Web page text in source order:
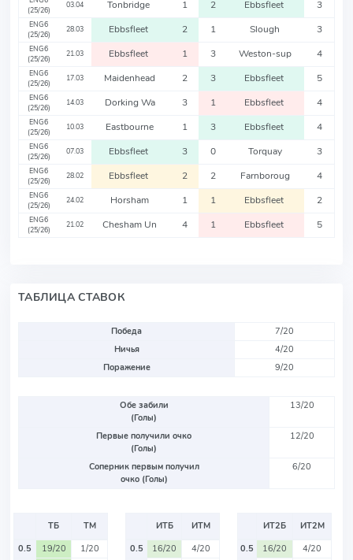
(25/26)
03.04 Tonbridge 1 2 Ebbsfleet 3
ENG6
(25/26)
28.03 Ebbsfleet 2 1 Slough 3
ENG6
(25/26)
21.03 Ebbsfleet 1 3 Weston-sup 4
ENG6
(25/26)
17.03 Maidenhead 2 3 Ebbsfleet 5
ENG6
(25/26)
14.03 Dorking Wa 3 1 Ebbsfleet 4
ENG6
(25/26)
10.03 Eastbourne 1 3 Ebbsfleet 4
ENG6
(25/26)
07.03 Ebbsfleet 3 0 Torquay 3
ENG6
(25/26)
28.02 Ebbsfleet 2 2 Farnboroug 4
ENG6
(25/26)
24.02 Horsham 1 1 Ebbsfleet 2
ENG6
(25/26)
21.02 Chesham Un 4 1 Ebbsfleet 5
ТАБЛИЦА СТАВОК
Победа
7/20
Ничья
4/20
Поражение
9/20
Обе забили
(Голы)
13/20
Первые получили очко
(Голы)
12/20
Соперник первым получил
очко (Голы)
6/20
ТБ
ТМ
0.5
19/20
1/20
ИТБ
ИТМ
0.5
16/20
4/20
ИТ2Б
ИТ2М
0.5
16/20
4/20